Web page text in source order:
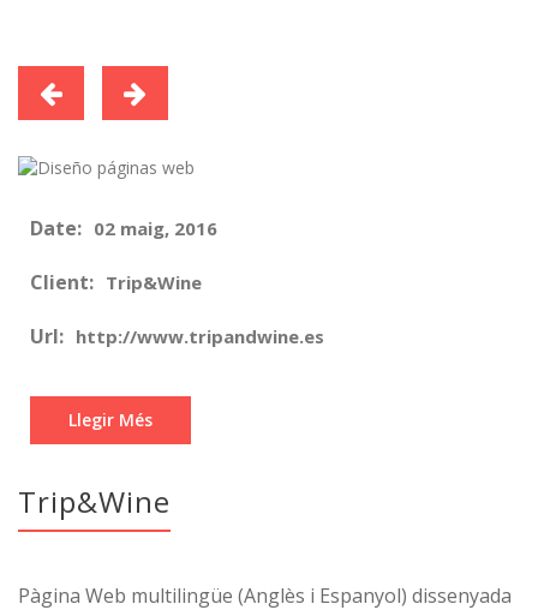
Date: 02 maig, 2016
Client: Trip&Wine
Url: http://www.tripandwine.es
Llegir Més
Trip&Wine
Pàgina Web multilingüe (Anglès i Espanyol) dissenyada